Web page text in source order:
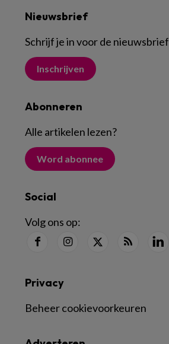
Nieuwsbrief
Schrijf je in voor de nieuwsbrief
Inschrijven
Abonneren
Alle artikelen lezen?
Word abonnee
Social
Volg ons op:
Privacy
Beheer cookievoorkeuren